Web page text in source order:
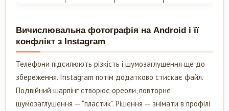
Вичислювальна фотографія на Android і її
конфлікт з Instagram
Телефони підсилюють різкість і шумозаглушення ще до
збереження. Instagram потім додатково стискає файл.
Подвійний шарпінг створює ореоли, повторне
шумозаглушення — “пластик”. Рішення — знімати в профілі